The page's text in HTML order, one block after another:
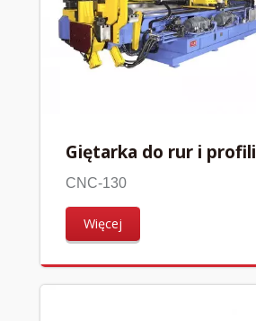
Giętarka do rur i profili
CNC-130
Więcej